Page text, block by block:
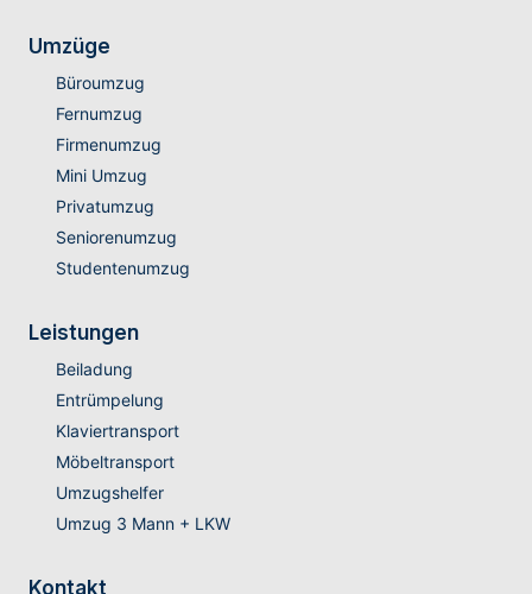
Umzüge
Büroumzug
Fernumzug
Firmenumzug
Mini Umzug
Privatumzug
Seniorenumzug
Studentenumzug
Leistungen
Beiladung
Entrümpelung
Klaviertransport
Möbeltransport
Umzugshelfer
Umzug 3 Mann + LKW
Kontakt